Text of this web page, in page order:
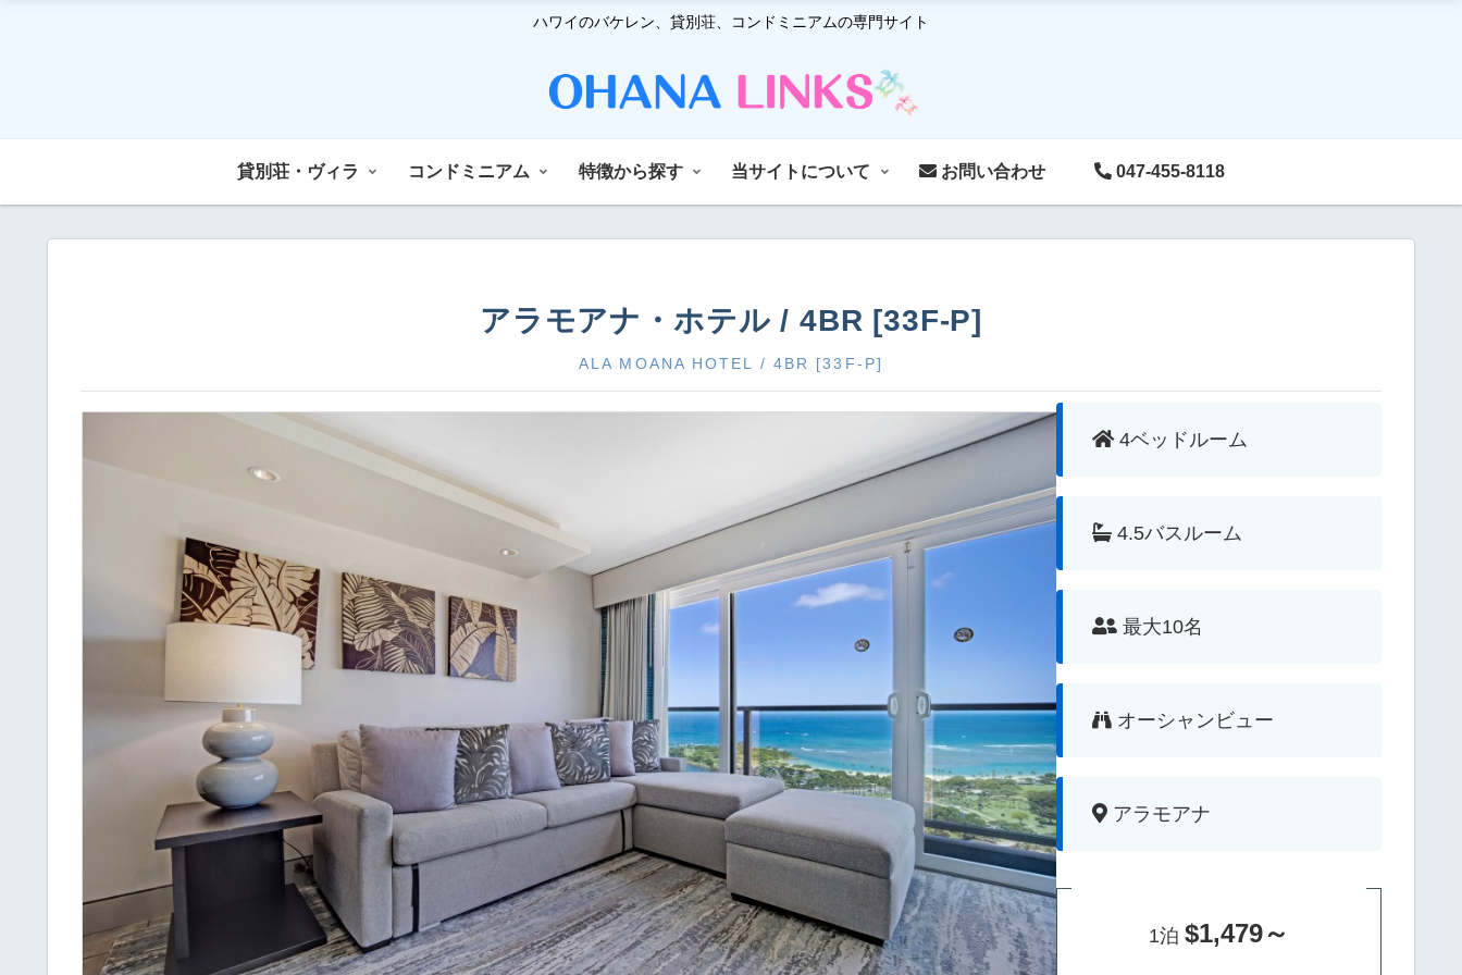
ハワイのバケレン、貸別荘、コンドミニアムの専門サイト
貸別荘・ヴィラ コンドミニアム 特徴から探す 当サイトについて お問い合わせ 047-455-8118
アラモアナ・ホテル / 4BR [33F-P]
ALA MOANA HOTEL / 4BR [33F-P]
4ベッドルーム
4.5バスルーム
最大10名
オーシャンビュー
アラモアナ
1泊 $1,479～